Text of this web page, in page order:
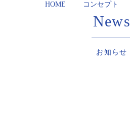
HOME コンセプト
News
お知らせ